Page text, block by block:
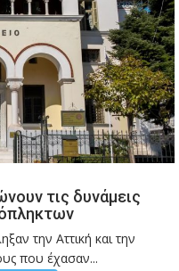
τις δυνάμεις
την Αττική και την
που έχασαν...